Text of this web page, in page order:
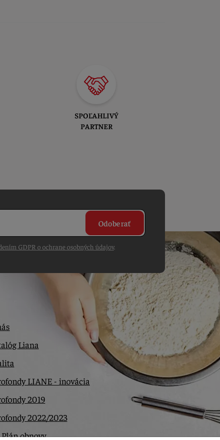
SPOĽAHLIVÝ
PARTNER
Odoberať
GDPR o ochrane osobných údajov.
Liana
LIANE - inovácia
2019
2022/2023
obnovy